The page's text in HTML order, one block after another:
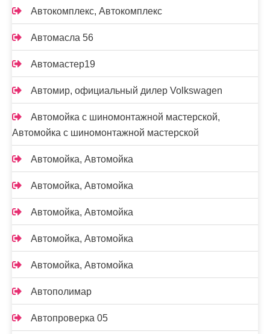
Автокомплекс, Автокомплекс
Автомасла 56
Автомастер19
Автомир, официальный дилер Volkswagen
Автомойка с шиномонтажной мастерской,
Автомойка с шиномонтажной мастерской
Автомойка, Автомойка
Автомойка, Автомойка
Автомойка, Автомойка
Автомойка, Автомойка
Автомойка, Автомойка
Автополимар
Автопроверка 05